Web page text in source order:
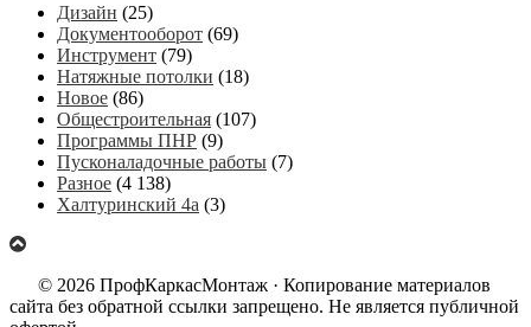
Дизайн (25)
Документооборот (69)
Инструмент (79)
Натяжные потолки (18)
Новое (86)
Общестроительная (107)
Программы ПНР (9)
Пусконаладочные работы (7)
Разное (4 138)
Халтуринский 4а (3)
© 2026 ПрофКаркасМонтаж · Копирование материалов
сайта без обратной ссылки запрещено. Не является публичной